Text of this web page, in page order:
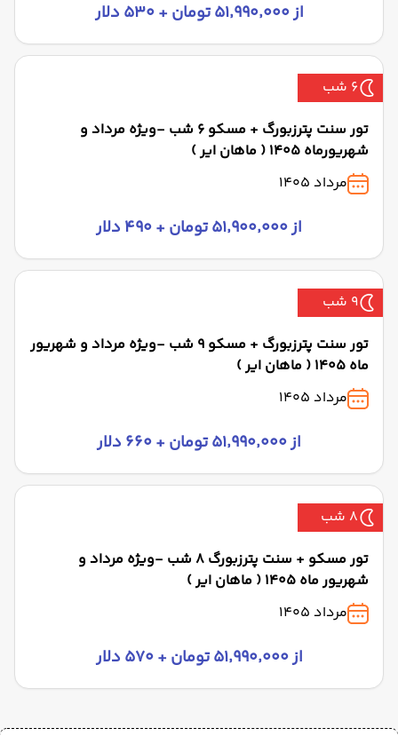
از ۵۱٬۹۹۰٬۰۰۰ تومان + ۵۳۰ دلار
6 شب
تور سنت پترزبورگ + مسکو 6 شب -ویژه مرداد و
شهریورماه 1405 ( ماهان ایر )
مرداد 1405
از ۵۱٬۹۰۰٬۰۰۰ تومان + ۴۹۰ دلار
9 شب
تور سنت پترزبورگ + مسکو 9 شب -ویژه مرداد و شهریور
ماه 1405 ( ماهان ایر )
مرداد 1405
از ۵۱٬۹۹۰٬۰۰۰ تومان + ۶۶۰ دلار
8 شب
تور مسکو + سنت پترزبورگ 8 شب -ویژه مرداد و
شهریور ماه 1405 ( ماهان ایر )
مرداد 1405
از ۵۱٬۹۹۰٬۰۰۰ تومان + ۵۷۰ دلار